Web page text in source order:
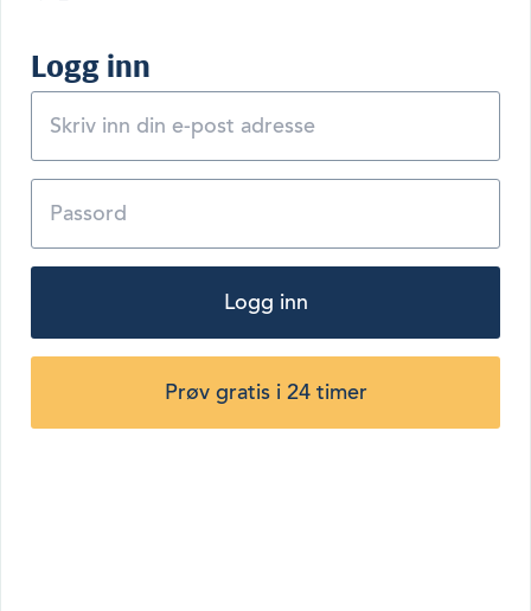
Logg inn
Logg inn
Prøv gratis i 24 timer